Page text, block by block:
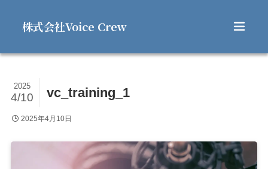
株式会社Voice Crew
vc_training_1
2025
4/10
2025年4月10日